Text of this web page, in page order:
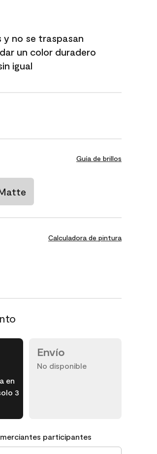
y no se traspasan
un color duradero
igual
Guía de brillos
Calculadora de pintura
en
3
Envío
No disponible
participantes